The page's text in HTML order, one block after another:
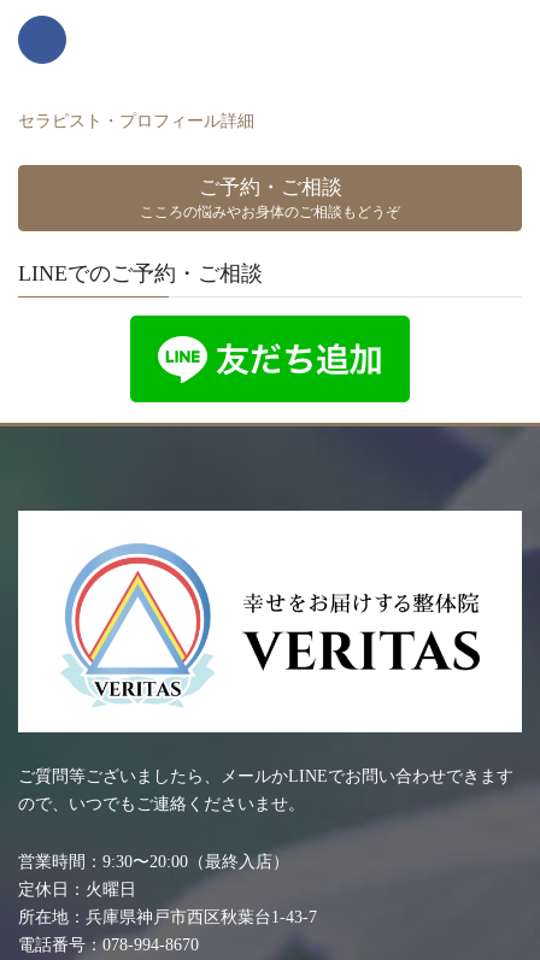
セラピスト・プロフィール詳細
ご予約・ご相談
こころの悩みやお身体のご相談もどうぞ
LINEでのご予約・ご相談
ご質問等ございましたら、メールかLINEでお問い合わせできます
ので、いつでもご連絡くださいませ。
営業時間：9:30〜20:00（最終入店）
定休日：火曜日
所在地：兵庫県神戸市西区秋葉台1-43-7
電話番号：078-994-8670